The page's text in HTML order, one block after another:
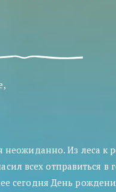
Из леса к
всех отправиться в
сегодня День